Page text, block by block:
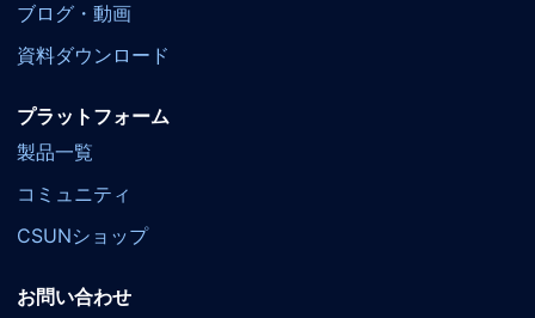
ブログ・動画
資料ダウンロード
プラットフォーム
製品一覧
コミュニティ
CSUNショップ
お問い合わせ